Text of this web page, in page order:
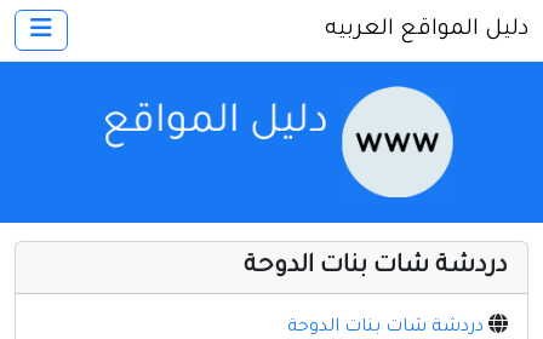
اتصل بنا
أخرى ومنوعه
إنترنت وشبكات
دليل المواقع العربيه
دردشة شات بنات الدوحة
دردشة شات بنات الدوحة